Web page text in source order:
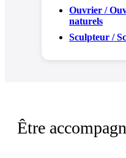
Ouvrier /
naturels
Sculpteur /
Être